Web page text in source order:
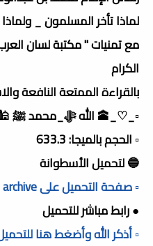
لماذا تأخر المسلمون _
مع تمنيات " مكتبة لسان العرب
الكرام
بالقراءة الممتعة النافعة
▫️_♡_🕋 الله ﷻ_محمد ﷺ
▫️ الحجم بالميجا: 633.3
🔵 لتحميل الأسطوانة
▫️ صفحة التحميل على archive
● رابط مباشر للتحميل
▫️ أذكر الله وأضغط هنا